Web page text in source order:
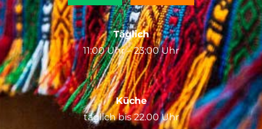
Täglich
11:00 Uhr – 23:00 Uhr
Küche
täglich bis 22.00 Uhr